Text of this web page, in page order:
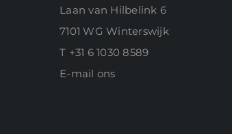
Laan van Hilbelink 6
7101 WG Winterswijk
T +31 6 1030 8589
E-mail ons